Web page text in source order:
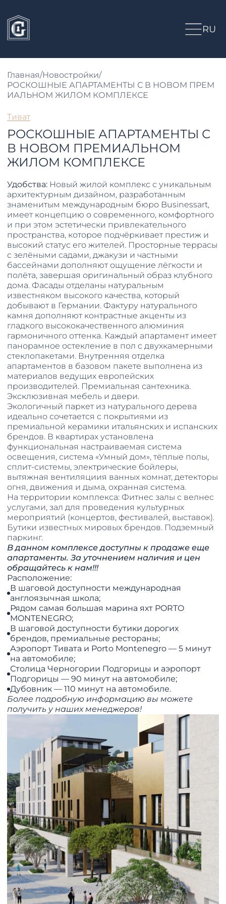
RU
Главная/Новостройки/
РОСКОШНЫЕ АПАРТАМЕНТЫ С В НОВОМ ПРЕМ
ИАЛЬНОМ ЖИЛОМ КОМПЛЕКСЕ
Тиват
РОСКОШНЫЕ АПАРТАМЕНТЫ С
В НОВОМ ПРЕМИАЛЬНОМ
ЖИЛОМ КОМПЛЕКСЕ
Удобства: Новый жилой комплекс с уникальным
архитектурным дизайном, разработанным
знаменитым международным бюро Businessart,
имеет концепцию о современного, комфортного
и при этом эстетически привлекательного
пространства, которое подчёркивает престиж и
высокий статус его жителей. Просторные террасы
с зелёными садами, джакузи и частными
бассейнами дополняют ощущение лёгкости и
полёта, завершая оригинальный образ клубного
дома. Фасады отделаны натуральным
известняком высокого качества, который
добывают в Германии. Фактуру натурального
камня дополняют контрастные акценты из
гладкого высококачественного алюминия
гармоничного оттенка. Каждый апартамент имеет
панорамное остекление в пол с двухкамерными
стеклопакетами. Внутренняя отделка
апартаментов в базовом пакете выполнена из
материалов ведущих европейских
производителей. Премиальная сантехника.
Эксклюзивная мебель и двери.
Экологичный паркет из натурального дерева
идеально сочетается с покрытиями из
премиальной керамики итальянских и испанских
брендов. В квартирах установлена
функциональная настраиваемая система
освещения, система «Умный дом», тёплые полы,
сплит-системы, электрические бойлеры,
вытяжная вентиляциия ванных комнат, детекторы
огня, движения и дыма, охранная система.
На территории комплекса: Фитнес залы с велнес
услугами, зал для проведения культурных
мероприятий (концертов, фестивалей, выставок).
Бутики известных мировых брендов. Подземный
паркинг.
В данном комплексе доступны к продаже еще
апартаменты. За уточнением наличия и цен
обращайтесь к нам!!!
Расположение:
В шаговой доступности международная
англоязычная школа;
Рядом самая большая марина яхт PORTO
MONTENEGRO;
В шаговой доступности бутики дорогих
брендов, премиальные рестораны;
Аэропорт Тивата и Porto Montenegro — 5 минут
на автомобиле;
Столица Черногории Подгорицы и аэропорт
Подгорицы — 90 минут на автомобиле;
Дубовник — 110 минут на автомобиле.
Более подробную информацию вы можете
получить у наших менеджеров!